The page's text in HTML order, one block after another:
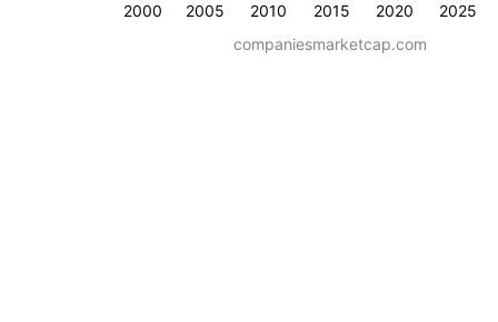
2000 2005 2010 2015 2020 2025
companiesmarketcap.com